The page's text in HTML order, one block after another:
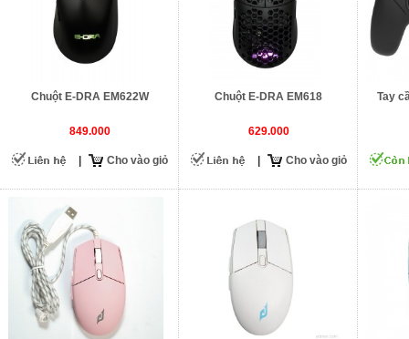
Chuột E-DRA EM622W
849.000
Cho vào giỏ
Chuột E-DRA EM618
629.000
Cho vào giỏ
Tay